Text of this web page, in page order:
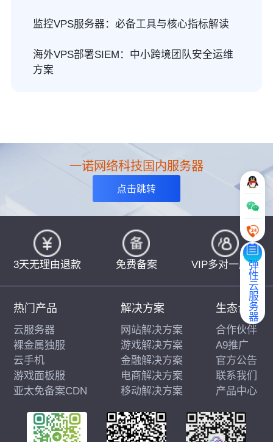
监控VPS服务器：必备工具与核心指标解读
海外VPS部署SIEM：中小跨境团队安全运维
方案
弹性云服务器
一诺网络科技国内服务器
点击跳转
3天无理由退款 免费备案 VIP多对一服务
热门产品
云服务器
裸金属独服
云手机
游戏面板服
亚太免备案CDN
解决方案
网站解决方案
游戏解决方案
金融解决方案
电商解决方案
移动解决方案
生态合作
合作伙伴
A9推广
官方公告
联系我们
产品中心